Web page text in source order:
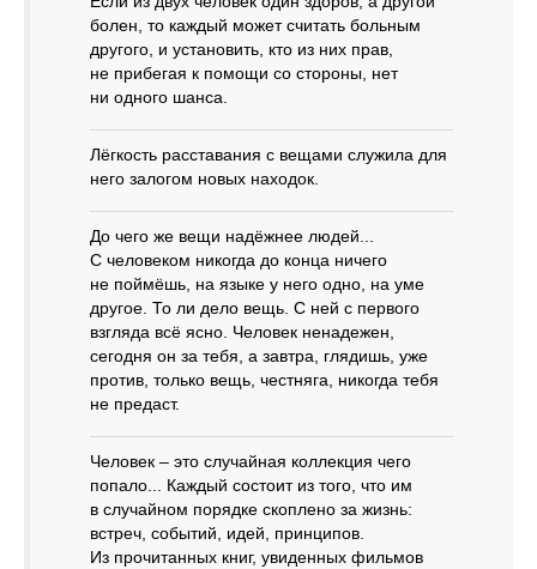
болен, то каждый может считать больным
другого, и установить, кто из них прав,
не прибегая к помощи со стороны, нет
ни одного шанса.
Лёгкость расставания с вещами служила для
него залогом новых находок.
До чего же вещи надёжнее людей...
С человеком никогда до конца ничего
не поймёшь, на языке у него одно, на уме
другое. То ли дело вещь. С ней с первого
взгляда всё ясно. Человек ненадежен,
сегодня он за тебя, а завтра, глядишь, уже
против, только вещь, честняга, никогда тебя
не предаст.
Человек – это случайная коллекция чего
попало... Каждый состоит из того, что им
в случайном порядке скоплено за жизнь:
встреч, событий, идей, принципов.
Из прочитанных книг, увиденных фильмов